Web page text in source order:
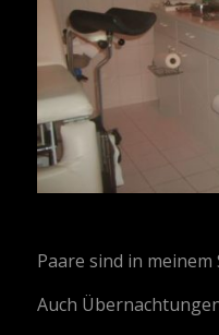
Paare sind in
Auch